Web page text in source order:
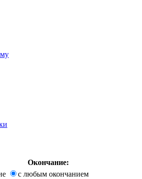
Окончание:
с любым окончанием